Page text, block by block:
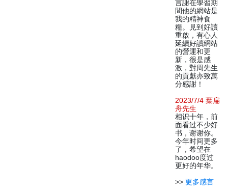
言謝在學習期
間他的網站是
我的精神食
糧。見到好讀
重啟，有心人
延續好讀網站
的營運和更
新，很是感
激，對周先生
的貢獻亦致萬
分感謝！
2023/7/4 葉扁
舟先生
相识十年，前
面看过不少好
书，谢谢你。
今年时间更多
了，希望在
haodoo度过
更好的年华。
>> 更多感言